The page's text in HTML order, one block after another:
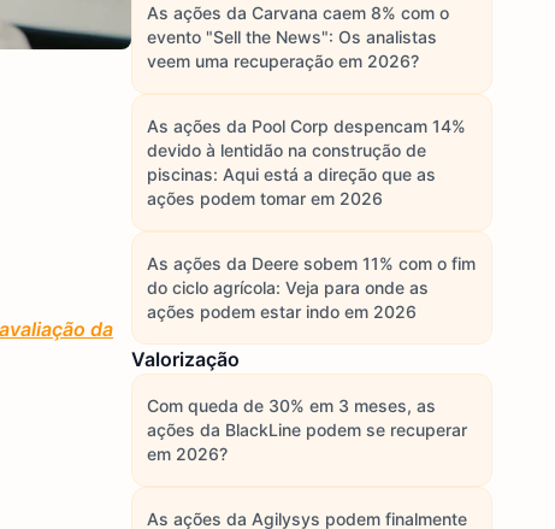
da
As ações da Carvana caem 8% com o
evento "Sell the News": Os analistas
veem uma recuperação em 2026?
As ações da Pool Corp despencam 14%
devido à lentidão na construção de
piscinas: Aqui está a direção que as
ações podem tomar em 2026
As ações da Deere sobem 11% com o fim
do ciclo agrícola: Veja para onde as
ações podem estar indo em 2026
Valorização
Com queda de 30% em 3 meses, as
ações da BlackLine podem se recuperar
em 2026?
As ações da Agilysys podem finalmente